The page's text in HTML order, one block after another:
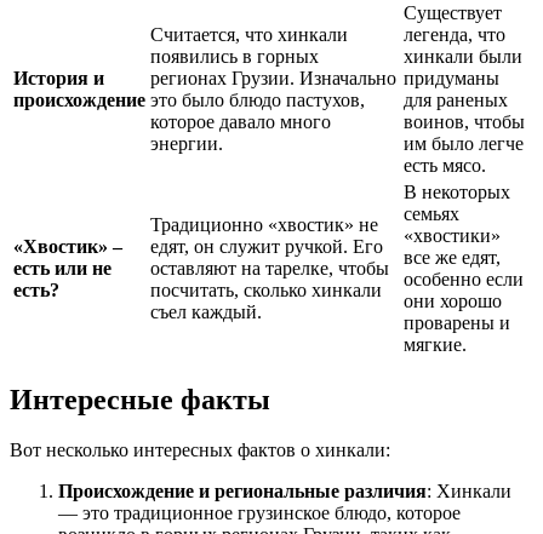
История и
происхождение
Считается, что хинкали
появились в горных
регионах Грузии. Изначально
это было блюдо пастухов,
которое давало много
энергии.
Существует
легенда, что
хинкали были
придуманы
для раненых
воинов, чтобы
им было легче
есть мясо.
«Хвостик» –
есть или не
есть?
Традиционно «хвостик» не
едят, он служит ручкой. Его
оставляют на тарелке, чтобы
посчитать, сколько хинкали
съел каждый.
В некоторых
семьях
«хвостики»
все же едят,
особенно если
они хорошо
проварены и
мягкие.
Интересные факты
Вот несколько интересных фактов о хинкали:
Происхождение и региональные различия: Хинкали
— это традиционное грузинское блюдо, которое